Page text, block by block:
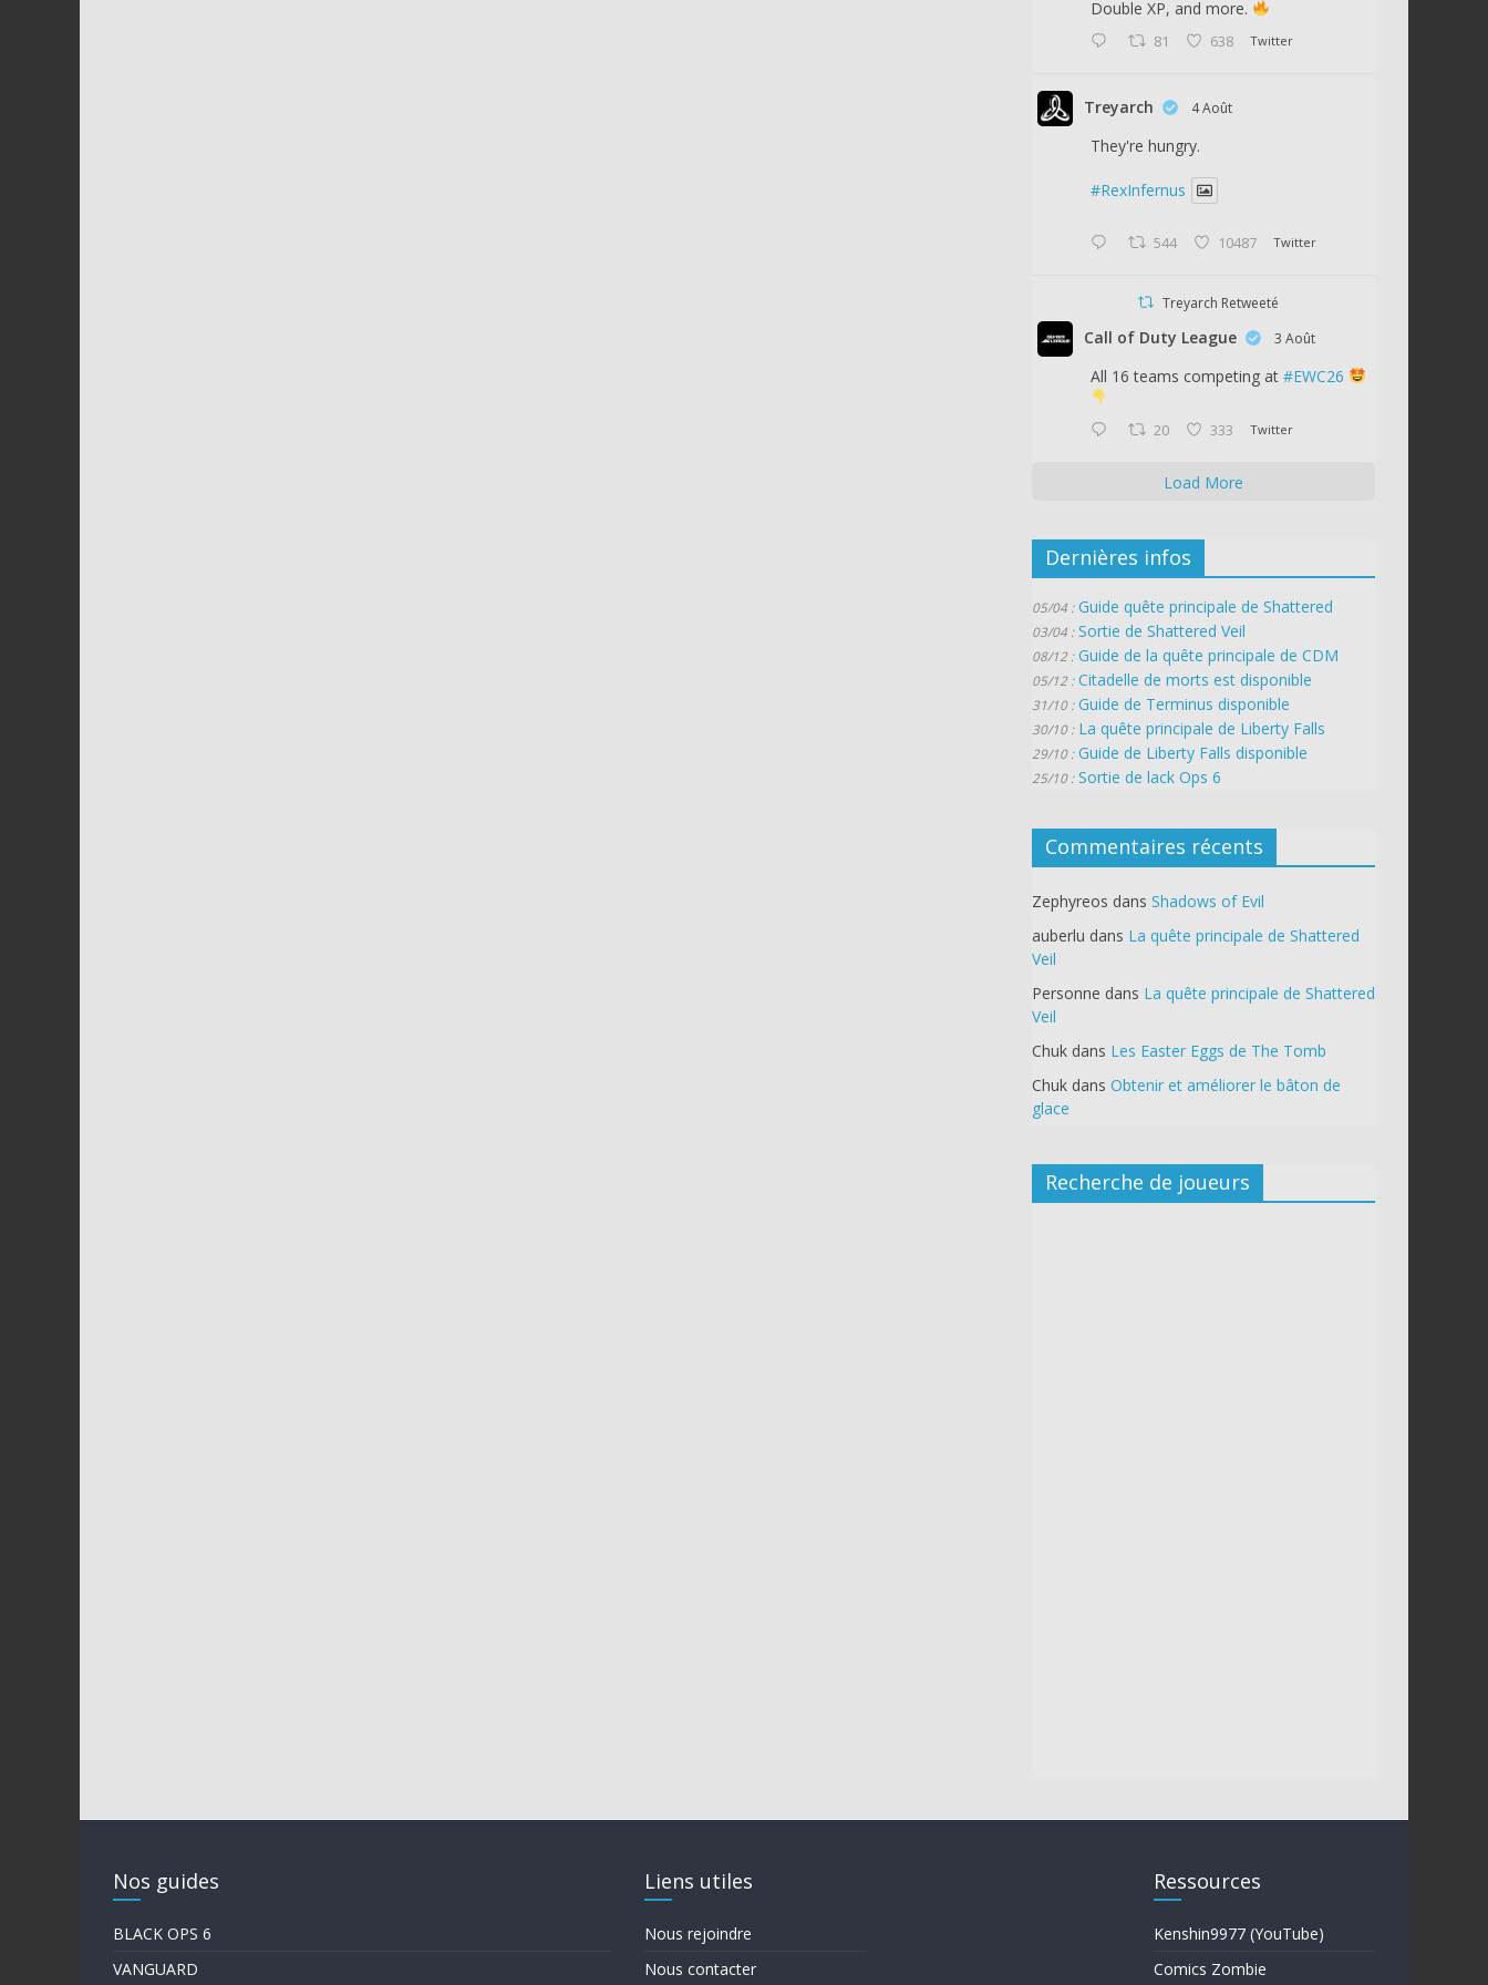
Double XP, and more.
81 638 Twitter
Treyarch 4 Août
They're hungry.
#RexInfernus
544 10487 Twitter
Treyarch Retweeté
Call of Duty League 3 Août
All 16 teams competing at #EWC26
20 333 Twitter
Load More
Dernières infos
05/04 : Guide quête principale de Shattered
03/04 : Sortie de Shattered Veil
08/12 : Guide de la quête principale de CDM
05/12 : Citadelle de morts est disponible
31/10 : Guide de Terminus disponible
30/10 : La quête principale de Liberty Falls
29/10 : Guide de Liberty Falls disponible
25/10 : Sortie de lack Ops 6
Commentaires récents
Zephyreos dans Shadows of Evil
auberlu dans La quête principale de Shattered
Veil
Personne dans La quête principale de Shattered
Veil
Chuk dans Les Easter Eggs de The Tomb
Chuk dans Obtenir et améliorer le bâton de
glace
Recherche de joueurs
Nos guides
BLACK OPS 6
VANGUARD
Liens utiles
Nous rejoindre
Nous contacter
Ressources
Kenshin9977 (YouTube)
Comics Zombie